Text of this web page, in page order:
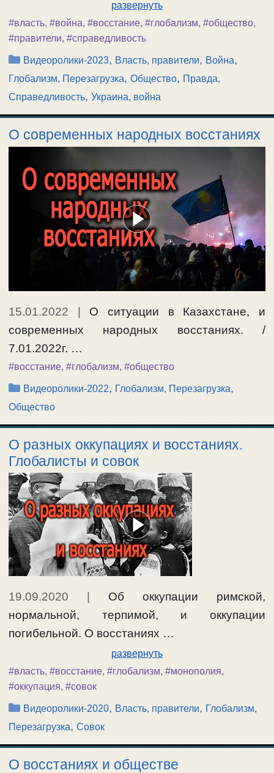
развернуть
#власть, #война, #восстание, #глобализм, #общество,
#правители, #справедливость
Рубрики
Видеоролики-2023, Власть, правители, Война,
Глобализм, Перезагрузка, Общество, Правда,
Справедливость, Украина, война
О современных народных восстаниях
15.01.2022 | О ситуации в Казахстане, и
современных народных восстаниях. /
7.01.2022г. …
#восстание, #глобализм, #общество
Рубрики
Видеоролики-2022, Глобализм, Перезагрузка,
Общество
О разных оккупациях и восстаниях.
Глобалисты и совок
19.09.2020
Об оккупации римской,
нормальной, терпимой, и оккупации
погибельной. О восстаниях …
развернуть
#власть, #восстание, #глобализм, #монополия,
#оккупация, #совок
Рубрики
Видеоролики-2020, Власть, правители, Глобализм,
Перезагрузка, Совок
О восстаниях и обществе